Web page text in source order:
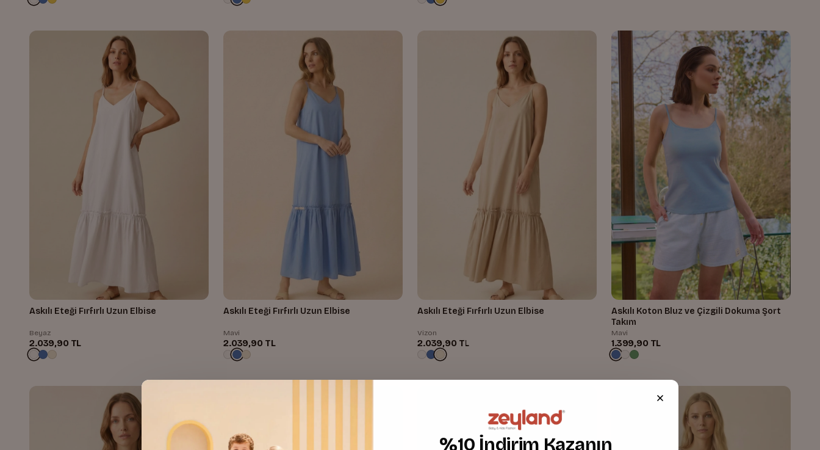
Askılı Eteği Fırfırlı Uzun Elbise
Beyaz
2.039,90 TL
Askılı Eteği Fırfırlı Uzun Elbise
Mavi
2.039,90 TL
Askılı Eteği Fırfırlı Uzun Elbise
Vizon
2.039,90 TL
Askılı Koton Bluz ve Çizgili Dokuma Şort
Takım
Mavi
1.399,90 TL
%10 İndirim Kazanın